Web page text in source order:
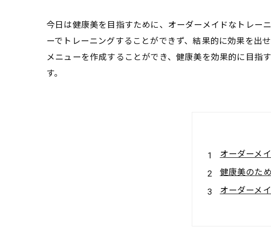
今日は健康美を目指すために、オーダーメイドなトレー
ーでトレーニングすることができず、結果的に効果を出
メニューを作成することができ、健康美を効果的に目指
す。
オーダーメ
健康美のた
オーダーメ
プロのトレ